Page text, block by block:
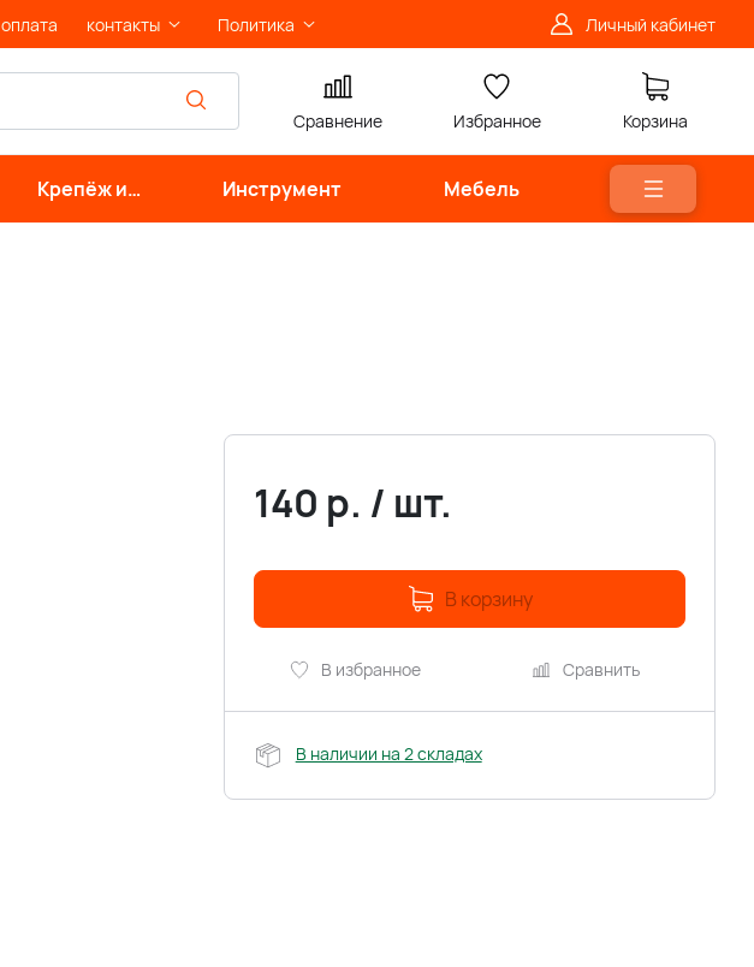
оплата контакты Политика Личный кабинет
Сравнение Избранное Корзина
Крепёж и
фурнитура
Инструмент Мебель
140 р. / шт.
В корзину
В избранное Сравнить
В наличии на 2 складах